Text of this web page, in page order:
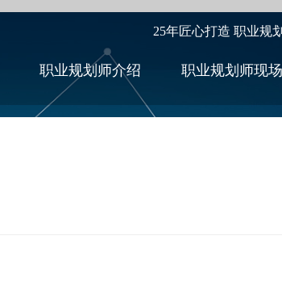
职业规划师介绍 职业规划师现场
25年匠心打造 职业规